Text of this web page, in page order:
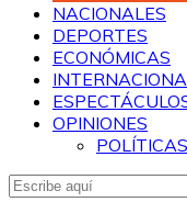
NACIONALES
DEPORTES
ECONÓMICAS
OPINIONES
POLÍTICAS